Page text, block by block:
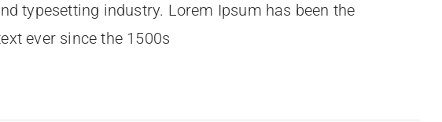
typesetting industry. Lorem Ipsum has been the
ever since the 1500s